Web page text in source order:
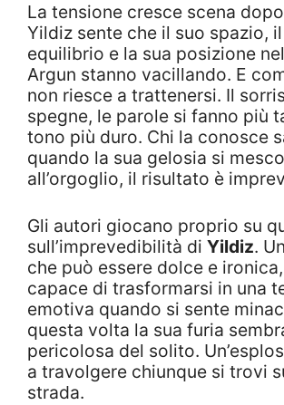
La tensione cresce scena
Yildiz sente che il suo spazio,
equilibrio e la sua posizione
Argun stanno vacillando. E
non riesce a trattenersi. Il
spegne, le parole si fanno più
tono più duro. Chi la conosce
quando la sua gelosia si
all’orgoglio, il risultato è
Gli autori giocano proprio su
sull’imprevedibilità di Yildiz.
che può essere dolce e
capace di trasformarsi in una
emotiva quando si sente
questa volta la sua furia
pericolosa del solito.
a travolgere chiunque si trovi
strada.